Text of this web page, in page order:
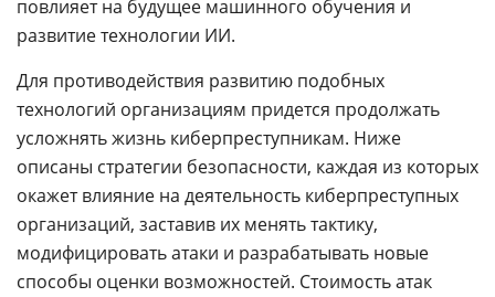
повлияет на будущее машинного обучения и
развитие технологии ИИ.
Для противодействия развитию подобных
технологий организациям придется продолжать
усложнять жизнь киберпреступникам. Ниже
описаны стратегии безопасности, каждая из которых
окажет влияние на деятельность киберпреступных
организаций, заставив их менять тактику,
модифицировать атаки и разрабатывать новые
способы оценки возможностей. Стоимость атак